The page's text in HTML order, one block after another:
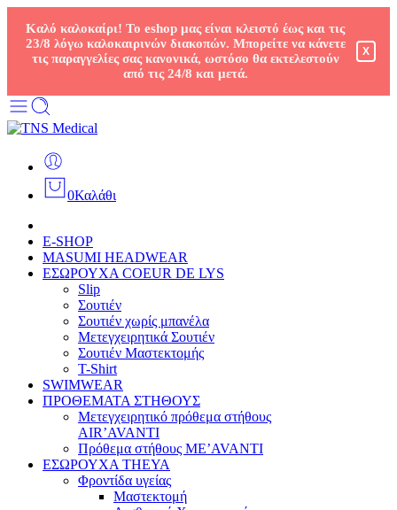
Καλό καλοκαίρι! Το eshop μας είναι κλειστό έως και τις
23/8 λόγω καλοκαιρινών διακοπών. Μπορείτε να κάνετε
τις παραγγελίες σας κανονικά, ωστόσο θα εκτελεστούν
από τις 24/8 και μετά.
X
0Καλάθι
E-SHOP
MASUMI HEADWEAR
ΕΣΩΡΟΥΧΑ COEUR DE LYS
Slip
Σουτιέν
Σουτιέν χωρίς μπανέλα
Μετεγχειρητικά Σουτιέν
Σουτιέν Μαστεκτομής
T-Shirt
SWIMWEAR
ΠΡΟΘΕΜΑΤΑ ΣΤΗΘΟΥΣ
Μετεγχειρητικό πρόθεμα στήθους
AIR’AVANTI
Πρόθεμα στήθους ME’AVANTI
ΕΣΩΡΟΥΧΑ THEYA
Φροντίδα υγείας
Μαστεκτομή